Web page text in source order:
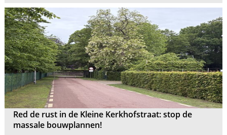
Red de rust in de Kleine Kerkhofstraat: stop de
massale bouwplannen!